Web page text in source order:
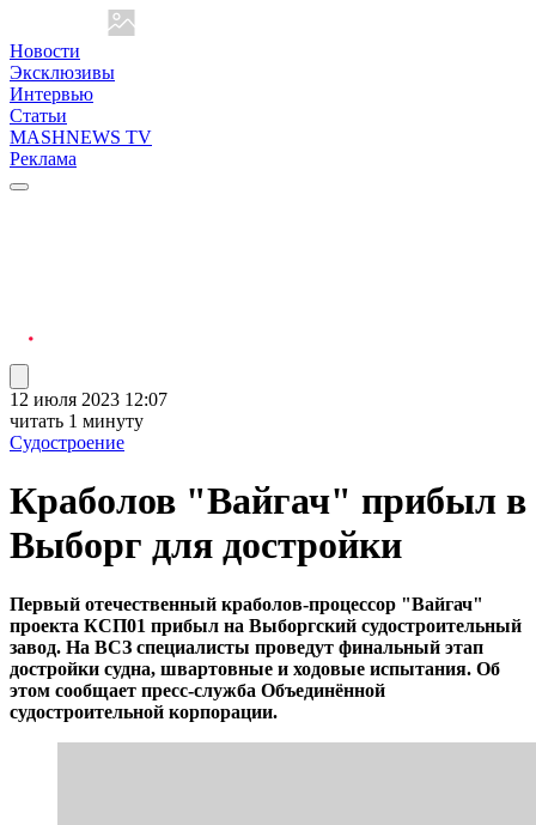
Новости
Эксклюзивы
Интервью
Статьи
MASHNEWS TV
Реклама
12 июля 2023 12:07
читать 1 минуту
Судостроение
Краболов "Вайгач" прибыл в
Выборг для достройки
Первый отечественный краболов-процессор "Вайгач"
проекта КСП01 прибыл на Выборгский судостроительный
завод. На ВСЗ специалисты проведут финальный этап
достройки судна, швартовные и ходовые испытания. Об
этом сообщает пресс-служба Объединённой
судостроительной корпорации.